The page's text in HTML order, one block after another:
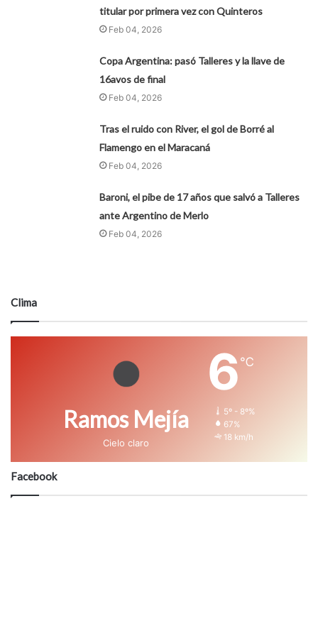
titular por primera vez con Quinteros
Feb 04, 2026
Copa Argentina: pasó Talleres y la llave de
16avos de final
Feb 04, 2026
Tras el ruido con River, el gol de Borré al
Flamengo en el Maracaná
Feb 04, 2026
Baroni, el pibe de 17 años que salvó a Talleres
ante Argentino de Merlo
Feb 04, 2026
Clima
Ramos Mejía
Cielo claro
6 ℃
5º - 8º%
67%
18 km/h
Facebook